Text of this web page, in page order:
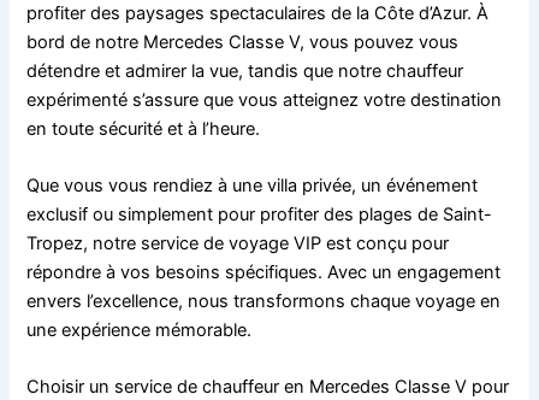
profiter des paysages spectaculaires de la Côte d’Azur. À
bord de notre Mercedes Classe V, vous pouvez vous
détendre et admirer la vue, tandis que notre chauffeur
expérimenté s’assure que vous atteignez votre destination
en toute sécurité et à l’heure.
Que vous vous rendiez à une villa privée, un événement
exclusif ou simplement pour profiter des plages de Saint-
Tropez, notre service de voyage VIP est conçu pour
répondre à vos besoins spécifiques. Avec un engagement
envers l’excellence, nous transformons chaque voyage en
une expérience mémorable.
Choisir un service de chauffeur en Mercedes Classe V pour